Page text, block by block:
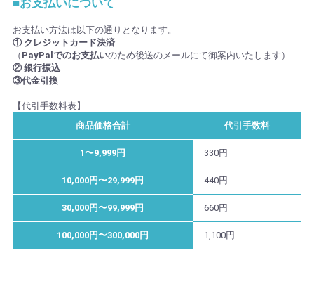
お支払い方法は以下の通りとなります。
① クレジットカード決済
（ PayPalでのお支払いのため後送のメールにて御案内いたします）
② 銀行振込
③代金引換
【代引手数料表】
商品価格合計
代引手数料
1〜9,999円 330円
10,000円〜29,999円 440円
30,000円〜99,999円 660円
100,000円〜300,000円 1,100円